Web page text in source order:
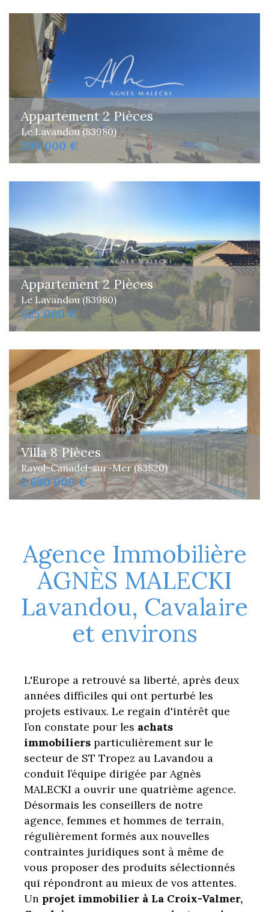
Appartement 2 Pièces
Le Lavandou (83980)
390 000 €
Appartement 2 Pièces
Le Lavandou (83980)
525 000 €
Villa 8 Pièces
Rayol-Canadel-sur-Mer (83820)
2 690 000 €
Agence Immobilière
AGNÈS MALECKI
Lavandou, Cavalaire
et environs
L'Europe a retrouvé sa liberté, après deux
années difficiles qui ont perturbé les
projets estivaux. Le regain d'intérêt que
l’on constate pour les achats
immobiliers particulièrement sur le
secteur de ST Tropez au Lavandou a
conduit l’équipe dirigée par Agnès
MALECKI a ouvrir une quatrième agence.
Désormais les conseillers de notre
agence, femmes et hommes de terrain,
régulièrement formés aux nouvelles
contraintes juridiques sont à même de
vous proposer des produits sélectionnés
qui répondront au mieux de vos attentes.
Un projet immobilier à La Croix-Valmer,